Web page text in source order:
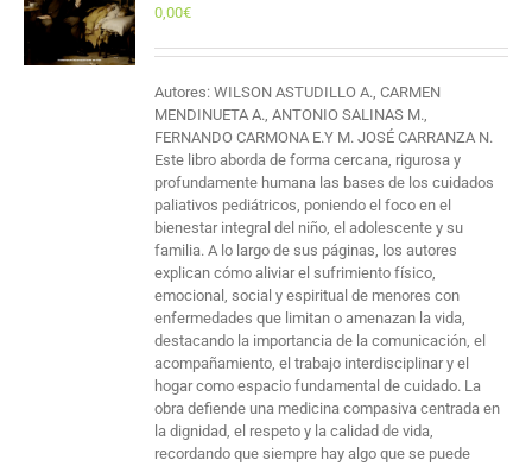
0,00€
Autores: WILSON ASTUDILLO A., CARMEN
MENDINUETA A., ANTONIO SALINAS M.,
FERNANDO CARMONA E.Y M. JOSÉ CARRANZA N.
Este libro aborda de forma cercana, rigurosa y
profundamente humana las bases de los cuidados
paliativos pediátricos, poniendo el foco en el
bienestar integral del niño, el adolescente y su
familia. A lo largo de sus páginas, los autores
explican cómo aliviar el sufrimiento físico,
emocional, social y espiritual de menores con
enfermedades que limitan o amenazan la vida,
destacando la importancia de la comunicación, el
acompañamiento, el trabajo interdisciplinar y el
hogar como espacio fundamental de cuidado. La
obra defiende una medicina compasiva centrada en
la dignidad, el respeto y la calidad de vida,
recordando que siempre hay algo que se puede